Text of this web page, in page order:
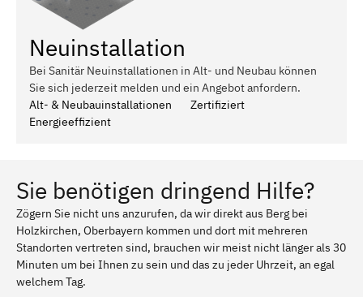
Neuinstallation
Bei Sanitär Neuinstallationen in Alt- und Neubau können
Sie sich jederzeit melden und ein Angebot anfordern.
Alt- & Neubauinstallationen
Zertifiziert
Energieeffizient
Sie benötigen dringend Hilfe?
Zögern Sie nicht uns anzurufen, da wir direkt aus Berg bei
Holzkirchen, Oberbayern kommen und dort mit mehreren
Standorten vertreten sind, brauchen wir meist nicht länger als 30
Minuten um bei Ihnen zu sein und das zu jeder Uhrzeit, an egal
welchem Tag.